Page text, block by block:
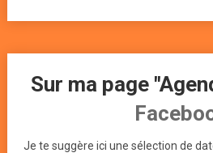
Sur ma page
Je te suggère ici une sélection de